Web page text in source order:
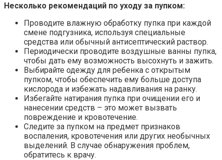
Несколько рекомендаций по уходу за пупком:
Проводите влажную обработку пупка при каждой
смене подгузника, используя специальные
средства или обычный антисептический раствор.
Периодически проводите воздушные ванны пупка,
чтобы дать ему возможность высохнуть и зажить.
Выбирайте одежду для ребенка с открытым
пупком, чтобы обеспечить ему больше доступа
кислорода и избежать надавливания на ранку.
Избегайте натирания пупка при очищении его и
нанесении средств – это может вызвать
повреждение и кровотечение.
Следите за пупком на предмет признаков
воспаления, кровотечения или других необычных
выделений. В случае обнаружения проблем,
обратитесь к врачу.